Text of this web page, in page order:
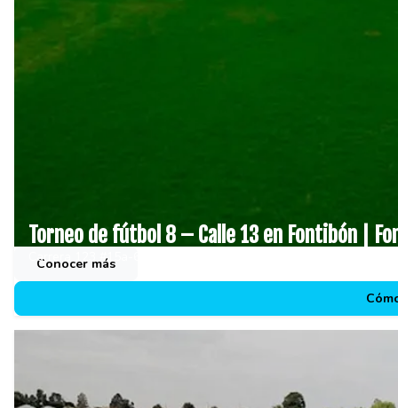
Torneo de fútbol 8 – Calle 13 en Fontibón |
Carrera 123 #15a-66 a 15a-98
Conocer más